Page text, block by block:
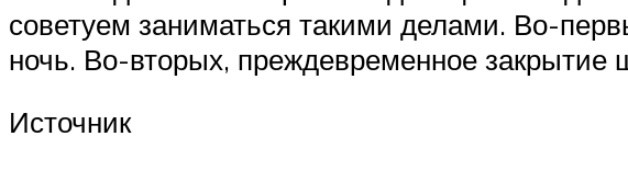
советуем заниматься такими делами. Во-
ночь. Во-вторых, преждевременное закрытие
Источник